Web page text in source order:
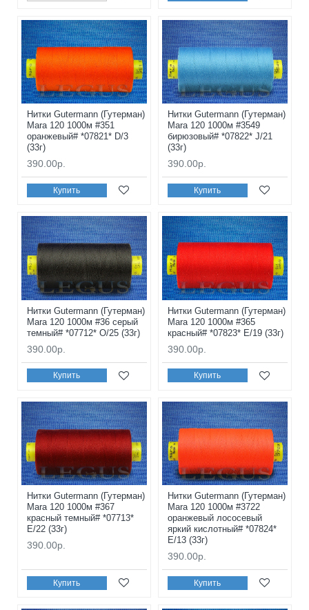
Нитки Gutermann (Гутерман)
Mara 120 1000м #351
оранжевый# *07821* D/3
(33г)
390.00р.
Купить
Нитки Gutermann (Гутерман)
Mara 120 1000м #3549
бирюзовый# *07822* J/21
(33г)
390.00р.
Купить
Нитки Gutermann (Гутерман)
Mara 120 1000м #36 серый
темный# *07712* O/25 (33г)
390.00р.
Купить
Нитки Gutermann (Гутерман)
Mara 120 1000м #365
красный# *07823* E/19 (33г)
390.00р.
Купить
Нитки Gutermann (Гутерман)
Mara 120 1000м #367
красный темный# *07713*
E/22 (33г)
390.00р.
Купить
Нитки Gutermann (Гутерман)
Mara 120 1000м #3722
оранжевый лососевый
яркий кислотный# *07824*
E/13 (33г)
390.00р.
Купить